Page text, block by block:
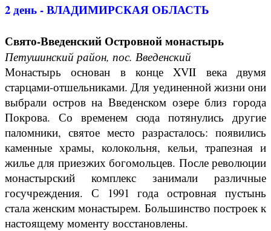
2 день - ВЛАДИМИРСКАЯ ОБЛАСТЬ
Свято-Введенский Островной монастырь
Петушинский район, пос. Введенский
Монастырь основан в конце XVII века двумя
старцами-отшельниками. Для уединенной жизни они
выбрали остров на Введенском озере близ города
Покрова. Со временем сюда потянулись другие
паломники, святое место разрасталось: появились
каменные храмы, колокольня, кельи, трапезная и
жилье для приезжих богомольцев. После революции
монастырский комплекс занимали различные
госучреждения. С 1991 года островная пустынь
стала женским монастырем. Большинство построек к
настоящему моменту восстановлены.